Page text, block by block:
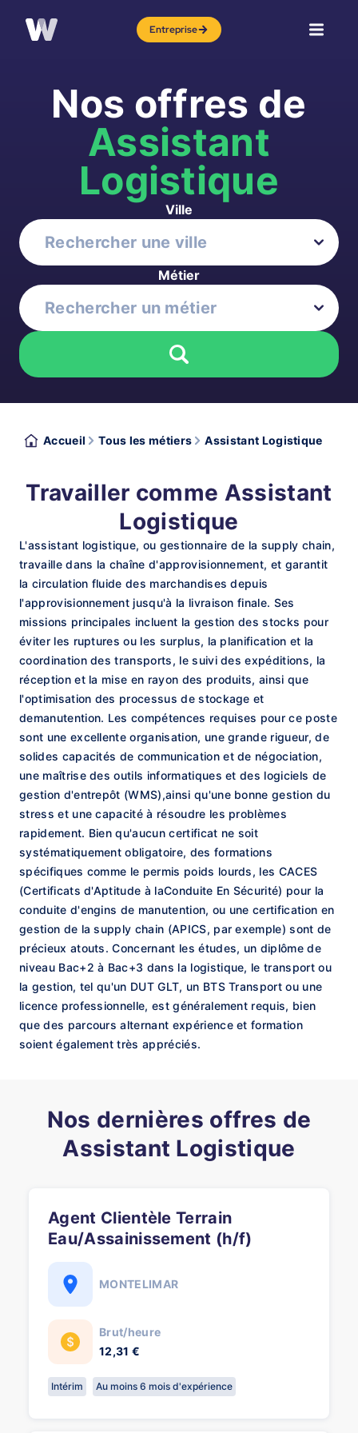
Entreprise
Nos offres de
Assistant
Logistique
Ville
Métier
Accueil Tous les métiers Assistant Logistique
Travailler comme Assistant
Logistique
L'assistant logistique, ou gestionnaire de la supply chain,
travaille dans la chaîne d'approvisionnement, et garantit
la circulation fluide des marchandises depuis
l'approvisionnement jusqu'à la livraison finale. Ses
missions principales incluent la gestion des stocks pour
éviter les ruptures ou les surplus, la planification et la
coordination des transports, le suivi des expéditions, la
réception et la mise en rayon des produits, ainsi que
l'optimisation des processus de stockage et
demanutention. Les compétences requises pour ce poste
sont une excellente organisation, une grande rigueur, de
solides capacités de communication et de négociation,
une maîtrise des outils informatiques et des logiciels de
gestion d'entrepôt (WMS),ainsi qu'une bonne gestion du
stress et une capacité à résoudre les problèmes
rapidement. Bien qu'aucun certificat ne soit
systématiquement obligatoire, des formations
spécifiques comme le permis poids lourds, les CACES
(Certificats d'Aptitude à laConduite En Sécurité) pour la
conduite d'engins de manutention, ou une certification en
gestion de la supply chain (APICS, par exemple) sont de
précieux atouts. Concernant les études, un diplôme de
niveau Bac+2 à Bac+3 dans la logistique, le transport ou
la gestion, tel qu'un DUT GLT, un BTS Transport ou une
licence professionnelle, est généralement requis, bien
que des parcours alternant expérience et formation
soient également très appréciés.
Nos dernières offres de
Assistant Logistique
Agent Clientèle Terrain
Eau/Assainissement (h/f)
MONTELIMAR
Brut/heure
12,31 €
Intérim Au moins 6 mois d'expérience